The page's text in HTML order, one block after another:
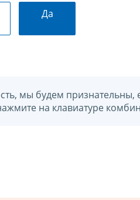
Да
мы будем
на клавиатуре